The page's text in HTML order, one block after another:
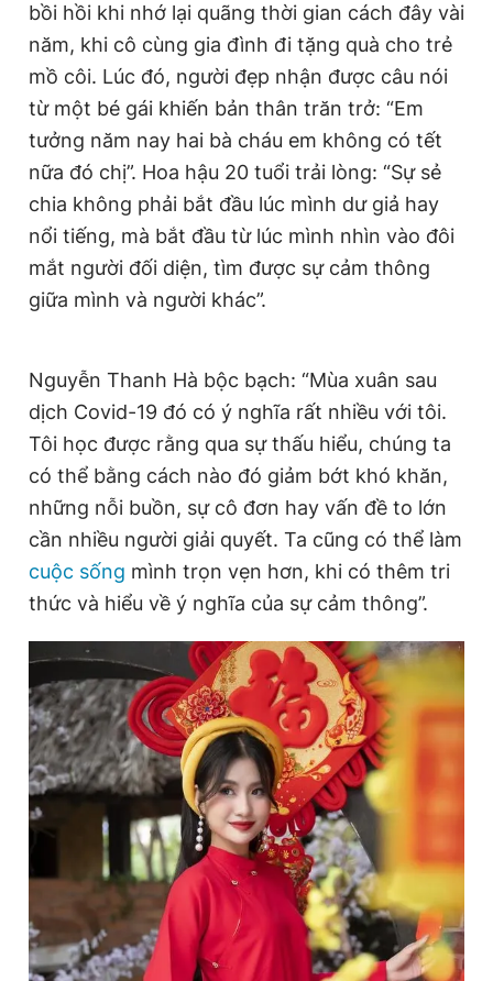
bồi hồi khi nhớ lại quãng thời gian cách đây vài
năm, khi cô cùng gia đình đi tặng quà cho trẻ
mồ côi. Lúc đó, người đẹp nhận được câu nói
từ một bé gái khiến bản thân trăn trở: “Em
tưởng năm nay hai bà cháu em không có tết
nữa đó chị”. Hoa hậu 20 tuổi trải lòng: “Sự sẻ
chia không phải bắt đầu lúc mình dư giả hay
nổi tiếng, mà bắt đầu từ lúc mình nhìn vào đôi
mắt người đối diện, tìm được sự cảm thông
giữa mình và người khác”.
Nguyễn Thanh Hà bộc bạch: “Mùa xuân sau
dịch Covid-19 đó có ý nghĩa rất nhiều với tôi.
Tôi học được rằng qua sự thấu hiểu, chúng ta
có thể bằng cách nào đó giảm bớt khó khăn,
những nỗi buồn, sự cô đơn hay vấn đề to lớn
cần nhiều người giải quyết. Ta cũng có thể làm
cuộc sống mình trọn vẹn hơn, khi có thêm tri
thức và hiểu về ý nghĩa của sự cảm thông”.